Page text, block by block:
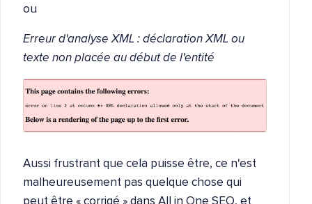
ou
Erreur d'analyse XML : déclaration XML ou
texte non placée au début de l'entité
Aussi frustrant que cela puisse être, ce n'est
malheureusement pas quelque chose qui